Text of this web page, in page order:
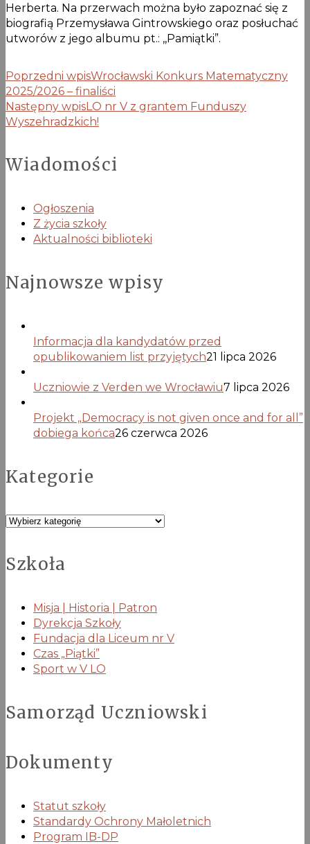
Herberta. Na przerwach można było zapoznać się z
biografią Przemysława Gintrowskiego oraz posłuchać
utworów z jego albumu pt.: ,,Pamiątki”.
Poprzedni wpisWrocławski Konkurs Matematyczny
2025/2026 – finaliści
Następny wpisLO nr V z grantem Funduszy
Wyszehradzkich!
Wiadomości
Ogłoszenia
Z życia szkoły
Aktualności biblioteki
Najnowsze wpisy
Informacja dla kandydatów przed
opublikowaniem list przyjętych21 lipca 2026
Uczniowie z Verden we Wrocławiu7 lipca 2026
Projekt „Democracy is not given once and for all”
dobiega końca26 czerwca 2026
Kategorie
Kategorie
Szkoła
Misja | Historia | Patron
Dyrekcja Szkoły
Fundacja dla Liceum nr V
Czas „Piątki”
Sport w V LO
Samorząd Uczniowski
Dokumenty
Statut szkoły
Standardy Ochrony Małoletnich
Program IB-DP